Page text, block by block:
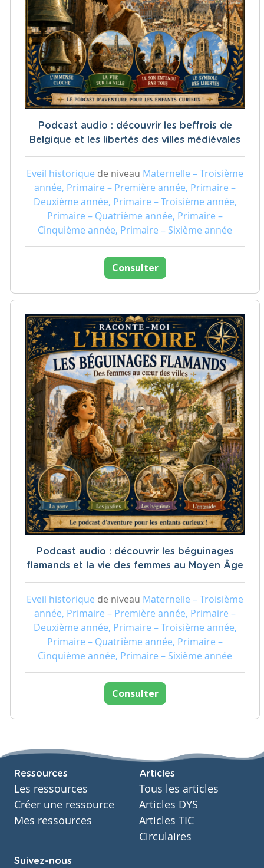
Podcast audio : découvrir les beffrois de
Belgique et les libertés des villes médiévales
Eveil historique de niveau Maternelle – Troisième
année, Primaire – Première année, Primaire –
Deuxième année, Primaire – Troisième année,
Primaire – Quatrième année, Primaire –
Cinquième année, Primaire – Sixième année
Consulter
Podcast audio : découvrir les béguinages
flamands et la vie des femmes au Moyen Âge
Eveil historique de niveau Maternelle – Troisième
année, Primaire – Première année, Primaire –
Deuxième année, Primaire – Troisième année,
Primaire – Quatrième année, Primaire –
Cinquième année, Primaire – Sixième année
Consulter
Ressources
Les ressources
Créer une ressource
Mes ressources
Articles
Tous les articles
Articles DYS
Articles TIC
Circulaires
Suivez-nous